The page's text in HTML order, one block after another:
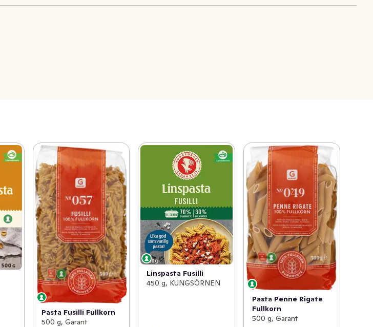
Pasta Fusilli Fullkorn
500 g, Garant
Linspasta Fusilli
450 g, KUNGSÖRNEN
Pasta Penne Rigate
Fullkorn
500 g, Garant